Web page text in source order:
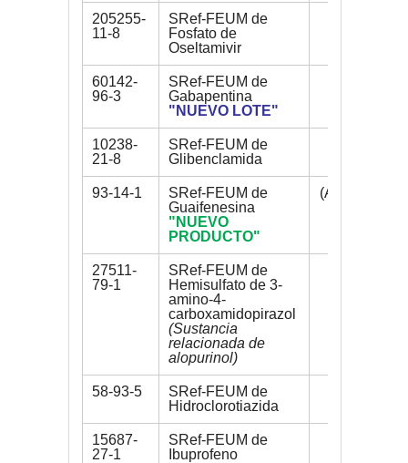
205255-
11-8
SRef-FEUM de
Fosfato de
Oseltamivir
60142-
96-3
SRef-FEUM de
Gabapentina
"NUEVO LOTE"
10238-
21-8
SRef-FEUM de
Glibenclamida
93-14-1
SRef-FEUM de
Guaifenesina
"NUEVO
PRODUCTO"
(AGOTADO)
27511-
79-1
SRef-FEUM de
Hemisulfato de 3-
amino-4-
carboxamidopirazol
(Sustancia
relacionada de
alopurinol)
58-93-5
SRef-FEUM de
Hidroclorotiazida
15687-
27-1
SRef-FEUM de
Ibuprofeno